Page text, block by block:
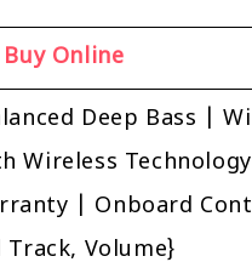
Buy Online
Deep Bass |
Wireless
| Onboard
Volume}